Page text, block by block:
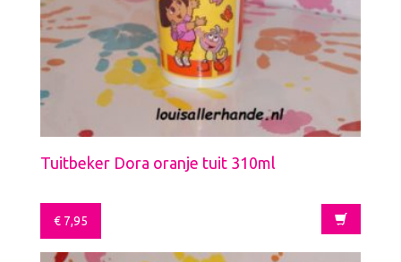
Tuitbeker Dora oranje tuit 310ml
€ 7,95